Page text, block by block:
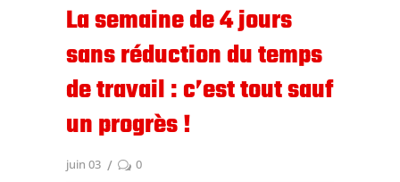
La semaine de 4 jours
sans réduction du temps
de travail : c’est tout sauf
un progrès !
juin 03 0